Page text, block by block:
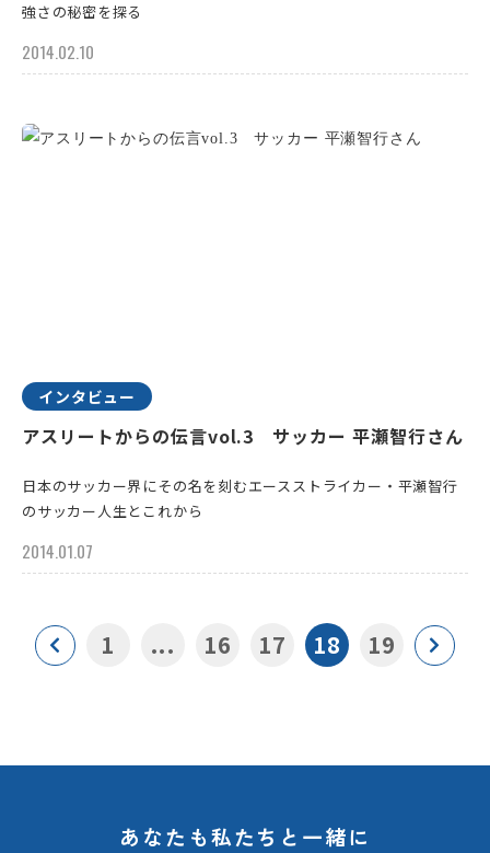
強さの秘密を探る
2014.02.10
インタビュー
アスリートからの伝言vol.3 サッカー 平瀬智行さん
日本のサッカー界にその名を刻むエースストライカー・平瀬智行
のサッカー人生とこれから
2014.01.07
1 ... 16 17 18 19
あなたも私たちと一緒に